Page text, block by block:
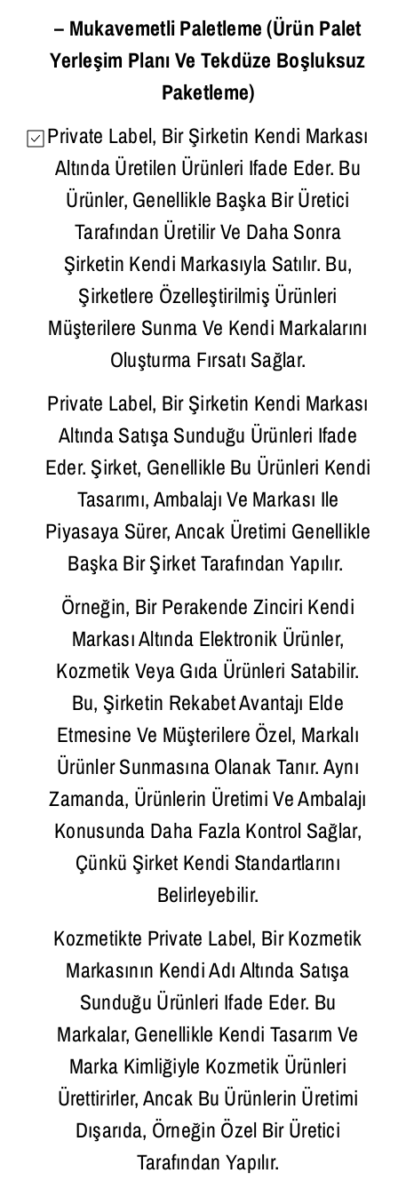
– Mukavemetli Paletleme (ürün Palet
Yerleşim Planı Ve Tekdüze Boşluksuz
Paketleme)
Private Label, Bir Şirketin Kendi Markası
Altında Üretilen Ürünleri Ifade Eder. Bu
Ürünler, Genellikle Başka Bir Üretici
Tarafından Üretilir Ve Daha Sonra
Şirketin Kendi Markasıyla Satılır. Bu,
Şirketlere Özelleştirilmiş Ürünleri
Müşterilere Sunma Ve Kendi Markalarını
Oluşturma Fırsatı Sağlar.
Private Label, Bir Şirketin Kendi Markası
Altında Satışa Sunduğu Ürünleri Ifade
Eder. Şirket, Genellikle Bu Ürünleri Kendi
Tasarımı, Ambalajı Ve Markası Ile
Piyasaya Sürer, Ancak Üretimi Genellikle
Başka Bir Şirket Tarafından Yapılır.
Örneğin, Bir Perakende Zinciri Kendi
Markası Altında Elektronik Ürünler,
Kozmetik Veya Gıda Ürünleri Satabilir.
Bu, Şirketin Rekabet Avantajı Elde
Etmesine Ve Müşterilere Özel, Markalı
Ürünler Sunmasına Olanak Tanır. Aynı
Zamanda, Ürünlerin Üretimi Ve Ambalajı
Konusunda Daha Fazla Kontrol Sağlar,
Çünkü Şirket Kendi Standartlarını
Belirleyebilir.
Kozmetikte Private Label, Bir Kozmetik
Markasının Kendi Adı Altında Satışa
Sunduğu Ürünleri Ifade Eder. Bu
Markalar, Genellikle Kendi Tasarım Ve
Marka Kimliğiyle Kozmetik Ürünleri
Ürettirirler, Ancak Bu Ürünlerin Üretimi
Dışarıda, Örneğin Özel Bir Üretici
Tarafından Yapılır.